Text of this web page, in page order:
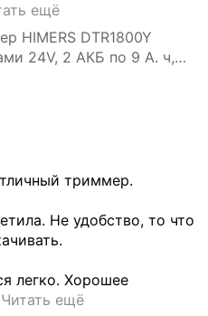
ещё
HIMERS DTR1800Y
24V, 2 АКБ по 9 А. ч,
триммер.
Не удобство, то что
легко. Хорошее
Читать ещё